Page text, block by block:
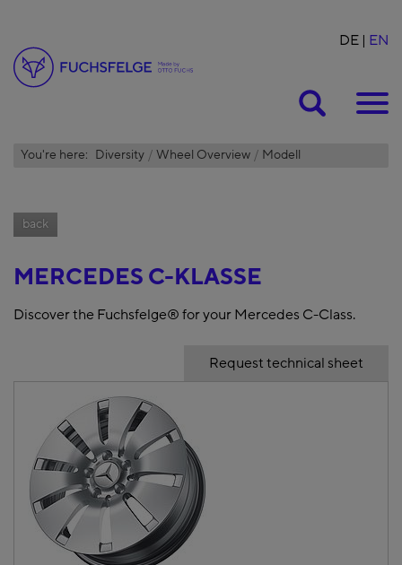
DE EN
You're here: Diversity Wheel Overview Modell
back
MERCEDES C-KLASSE
Discover the Fuchsfelge® for your Mercedes C-Class.
Request technical sheet